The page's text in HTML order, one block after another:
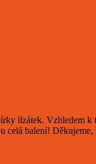
lízátek. Vzhledem
balení! Děkujeme,